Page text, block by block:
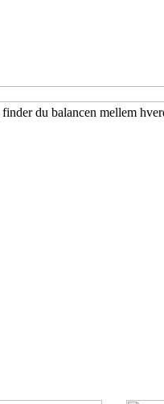
du balancen mellem